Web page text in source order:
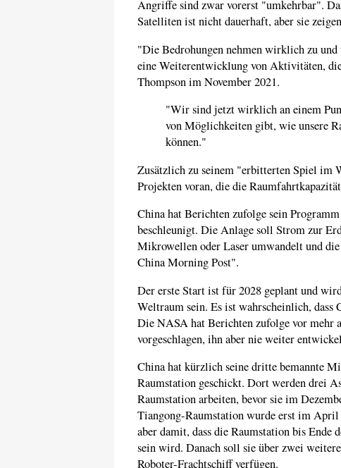
Angriffe sind zwar vorerst "umkehrbar".
Satelliten ist nicht dauerhaft, aber sie
"Die Bedrohungen nehmen wirklich zu
eine Weiterentwicklung von Aktivitäten,
Thompson im November 2021.
"Wir sind jetzt wirklich an einem
von Möglichkeiten gibt, wie unsere
können."
Zusätzlich zu seinem "erbitterten Spiel im
Projekten voran, die die
China hat Berichten zufolge sein
beschleunigt. Die Anlage soll Strom zur
Mikrowellen oder Laser umwandelt und
China Morning Post".
Der erste Start ist für 2028 geplant und
Weltraum sein. Es ist wahrscheinlich, dass
Die NASA hat Berichten zufolge vor mehr
vorgeschlagen, ihn aber nie weiter
China hat kürzlich seine dritte bemannte
Raumstation geschickt. Dort werden drei
Raumstation arbeiten, bevor sie im
Tiangong-Raumstation wurde erst im
aber damit, dass die Raumstation bis Ende
sein wird. Danach soll sie über zwei
Roboter-Frachtschiff verfügen.